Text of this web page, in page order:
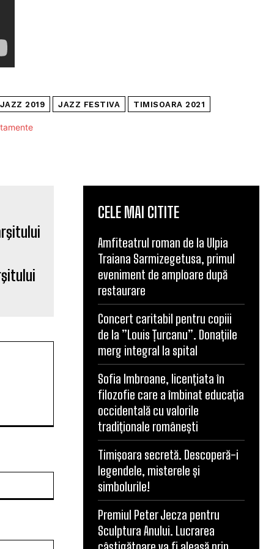
2019 JAZZ FESTIVA TIMISOARA 2021
CELE MAI CITITE
Amfiteatrul roman de la Ulpia
Traiana Sarmizegetusa, primul
eveniment de amploare după
restaurare
Concert caritabil pentru copiii
de la ”Louis Țurcanu”. Donațiile
merg integral la spital
Sofia Imbroane, licențiata în
filozofie care a îmbinat educația
occidentală cu valorile
tradiționale românești
Timișoara secretă. Descoperă-i
legendele, misterele și
simbolurile!
Premiul Peter Jecza pentru
Sculptura Anului. Lucrarea